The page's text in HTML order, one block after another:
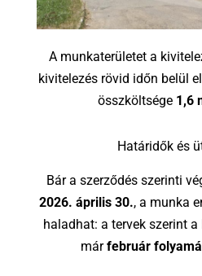
A munkaterületet a
kivitelezés rövid időn belül
összköltsége 1,6
Határidők és
Bár a szerződés szerinti
2026. április 30., a munka
haladhat: a tervek szerint
márfebruár